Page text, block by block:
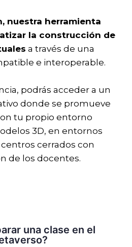
nuestra herramienta
la construcción de
a través de una
e interoperable.
podrás acceder a un
donde se promueve
tu propio entorno
3D, en entornos
cerrados con
de los docentes.
una clase en el